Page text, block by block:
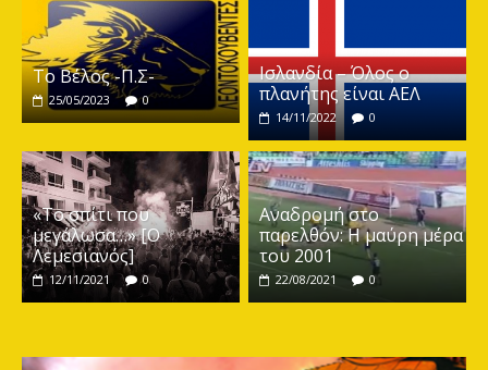
Το Βέλος -Π.Σ-
25/05/2023 0
Ισλανδία – Όλος ο
πλανήτης είναι ΑΕΛ
14/11/2022 0
«Το σπίτι που
μεγάλωσα…» [Ο
Λεμεσιανός]
12/11/2021 0
Αναδρομή στο
παρελθόν: Η μαύρη μέρα
του 2001
22/08/2021 0